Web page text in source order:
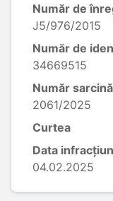
Număr de
J5/976/2015
Număr de
34669515
Număr sarcină
2061/2025
Curtea
Data
04.02.2025